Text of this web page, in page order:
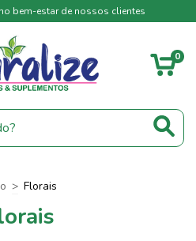
bem-estar de nossos clientes
0
> Florais